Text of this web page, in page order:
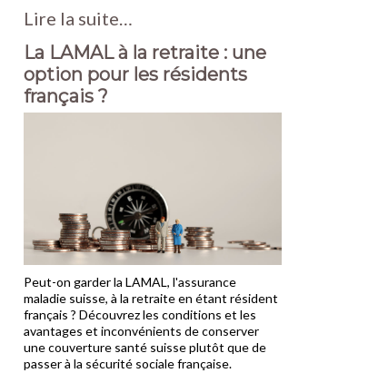
Lire la suite…
La LAMAL à la retraite : une
option pour les résidents
français ?
Peut-on garder la LAMAL, l'assurance
maladie suisse, à la retraite en étant résident
français ? Découvrez les conditions et les
avantages et inconvénients de conserver
une couverture santé suisse plutôt que de
passer à la sécurité sociale française.